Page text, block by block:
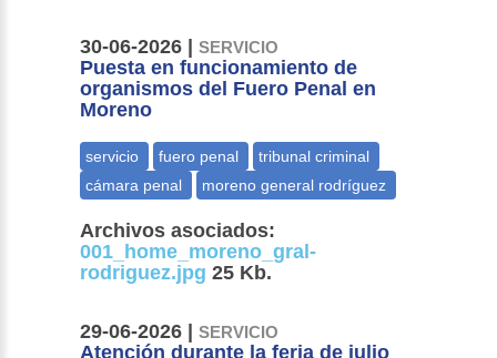
30-06-2026 |SERVICIO
Puesta en funcionamiento de
organismos del Fuero Penal en
Moreno
Archivos asociados:
001_home_moreno_gral-
rodriguez.jpg 25 Kb.
29-06-2026 |SERVICIO
Atención durante la feria de julio